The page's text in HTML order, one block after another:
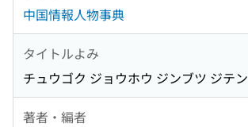
中国情報人物事典
タイトルよみ
チュウゴク ジョウホウ ジンブツ ジテン
著者・編者